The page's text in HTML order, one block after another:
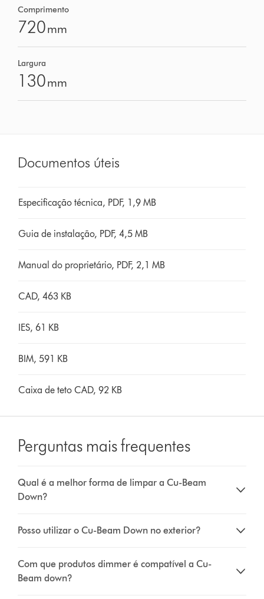
Comprimento
720mm
Largura
130mm
Documentos úteis
Especificação técnica, PDF, 1,9 MB
Guia de instalação, PDF, 4,5 MB
Manual do proprietário, PDF, 2,1 MB
CAD, 463 KB
IES, 61 KB
BIM, 591 KB
Caixa de teto CAD, 92 KB
Perguntas mais frequentes
Qual é a melhor forma de limpar a Cu-Beam
Down?
Posso utilizar o Cu-Beam Down no exterior?
Com que produtos dimmer é compatível a Cu-
Beam down?